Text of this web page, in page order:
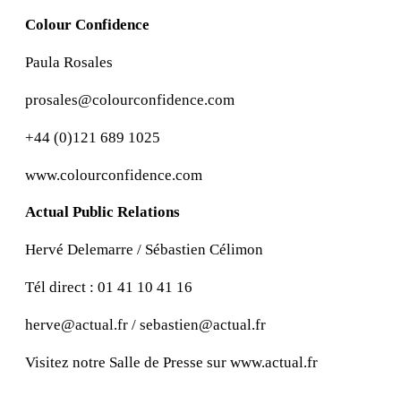
Colour Confidence
Paula Rosales
prosales@colourconfidence.com
+44 (0)121 689 1025
www.colourconfidence.com
Actual Public Relations
Hervé Delemarre / Sébastien Célimon
Tél direct : 01 41 10 41 16
herve@actual.fr / sebastien@actual.fr
Visitez notre Salle de Presse sur www.actual.fr